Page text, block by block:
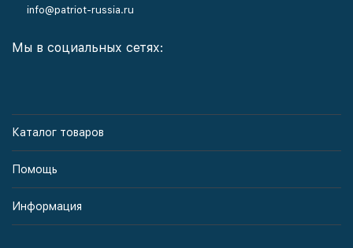
info@patriot-russia.ru
Мы в социальных сетях:
Каталог товаров
Помощь
Информация